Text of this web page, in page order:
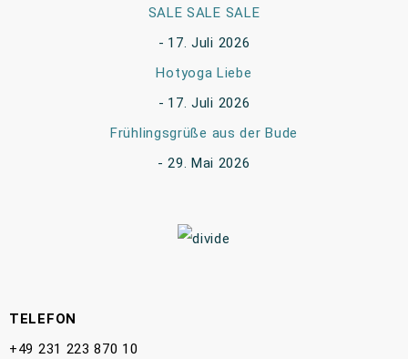
SALE SALE SALE
17. Juli 2026
Hotyoga Liebe
17. Juli 2026
Frühlingsgrüße aus der Bude
29. Mai 2026
TELEFON
+49 231 223 870 10